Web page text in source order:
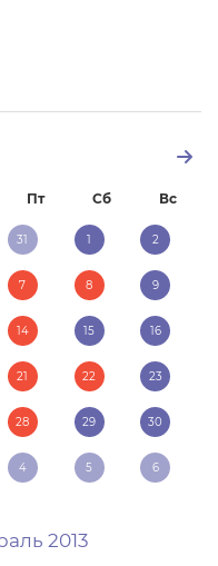
Пт Сб Вс
31 1 2
7 8 9
14 15 16
21 22 23
28 29 30
4 5 6